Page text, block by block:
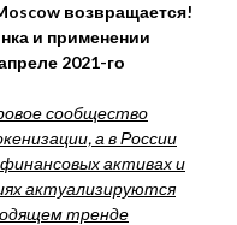
возвращается!
и применении
2021-го
сообщество
а в России
активах и
актуализируются
тренде